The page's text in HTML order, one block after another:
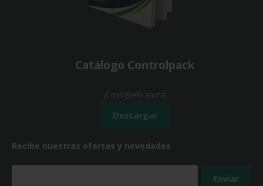
Recibe nuestras ofertas y novedades
Catálogo Controlpack
¡Consíguelo ahora!